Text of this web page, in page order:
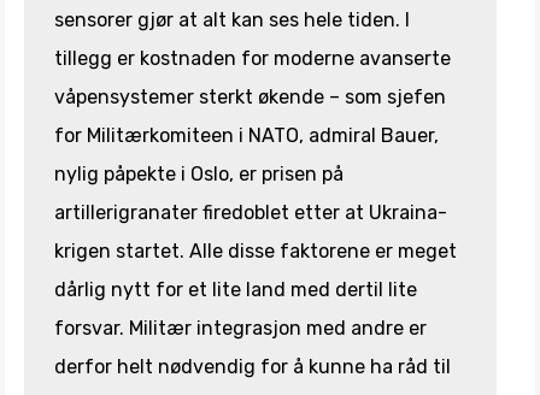
sensorer gjør at alt kan ses hele tiden. I
tillegg er kostnaden for moderne avanserte
våpensystemer sterkt økende – som sjefen
for Militærkomiteen i NATO, admiral Bauer,
nylig påpekte i Oslo, er prisen på
artillerigranater firedoblet etter at Ukraina-
krigen startet. Alle disse faktorene er meget
dårlig nytt for et lite land med dertil lite
forsvar. Militær integrasjon med andre er
derfor helt nødvendig for å kunne ha råd til